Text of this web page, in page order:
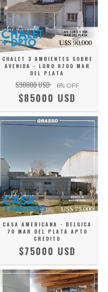
CHALET 3 AMBIENTES SOBRE
AVENIDA - LURO 8700 MAR
DEL PLATA
$90000 USD 6% OFF
$85000 USD
CASA AMERICANA - BELGICA
70 MAR DEL PLATA APTO
CREDITO
$75000 USD